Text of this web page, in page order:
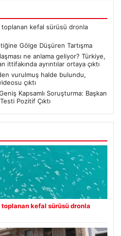
toplanan kefal sürüsü dronla
Gölge Düşüren Tartışma
ne anlama geliyor? Türkiye,
ittifakında ayrıntılar ortaya çıktı
vurulmuş halde bulundu,
çıktı
Kapsamlı Soruşturma: Başkan
Pozitif Çıktı
toplanan kefal sürüsü dronla